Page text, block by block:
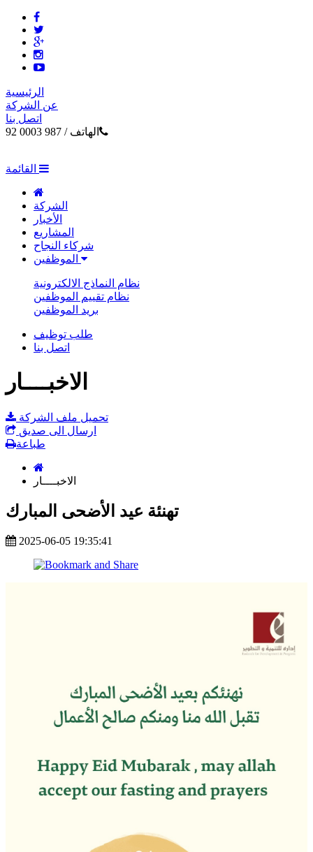
الرئيسية
عن الشركة
اتصل بنا
الهاتف / 987 0003 92
الشركة
الأخبار
المشاريع
شركاء النجاح
نظام النماذج الالكترونية
نظام تقييم الموظفين
بريد الموظفين
طلب توظيف
اتصل بنا
الاخبــــار
تحميل ملف الشركة
ارسال الى صديق
طباعة
الاخبــــار
تهنئة عيد الأضحى المبارك
2025-06-05 19:35:41